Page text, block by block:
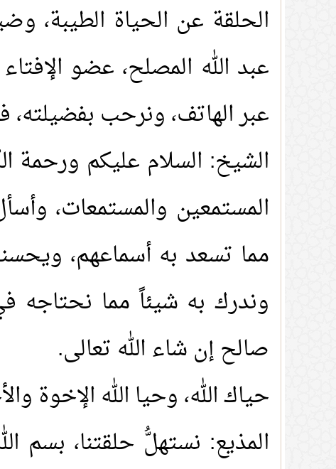
الحلقة عن الحياة الطيبة،
عبد الله المصلح، عضو
عبر الهاتف، ونرحب بفضيلته،
الشيخ: السلام عليكم ورحمة
المستمعين والمستمعات،
مما تسعد به أسماعهم،
وندرك به شيئاً مما نحتاجه
صالح إن شاء الله تعالى.
حياك الله، وحيا الله الإخوة
المذيع: نستهلُّ حلقتنا، بسم